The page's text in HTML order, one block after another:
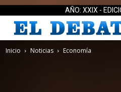
AÑO: XXIX -
Inicio Noticias Economía